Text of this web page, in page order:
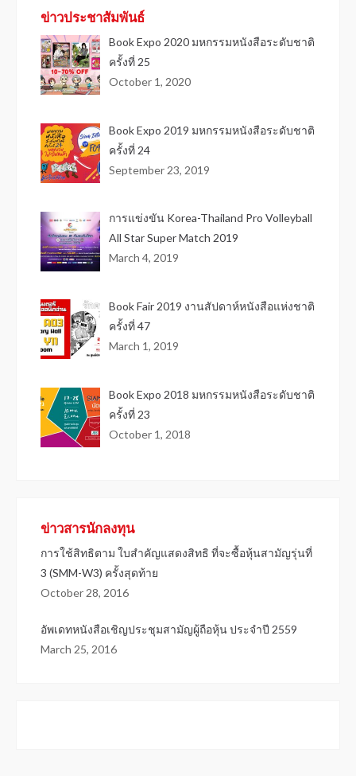
ข่าวประชาสัมพันธ์
Book Expo 2020 มหกรรมหนังสือระดับชาติ
ครั้งที่ 25
October 1, 2020
Book Expo 2019 มหกรรมหนังสือระดับชาติ
ครั้งที่ 24
September 23, 2019
การแข่งขัน Korea-Thailand Pro Volleyball
All Star Super Match 2019
March 4, 2019
Book Fair 2019 งานสัปดาห์หนังสือแห่งชาติ
ครั้งที่ 47
March 1, 2019
Book Expo 2018 มหกรรมหนังสือระดับชาติ
ครั้งที่ 23
October 1, 2018
ข่าวสารนักลงทุน
การใช้สิทธิตาม ใบสำคัญแสดงสิทธิ ที่จะซื้อหุ้นสามัญรุ่นที่
3 (SMM-W3) ครั้งสุดท้าย
October 28, 2016
อัพเดทหนังสือเชิญประชุมสามัญผู้ถือหุ้น ประจำปี 2559
March 25, 2016